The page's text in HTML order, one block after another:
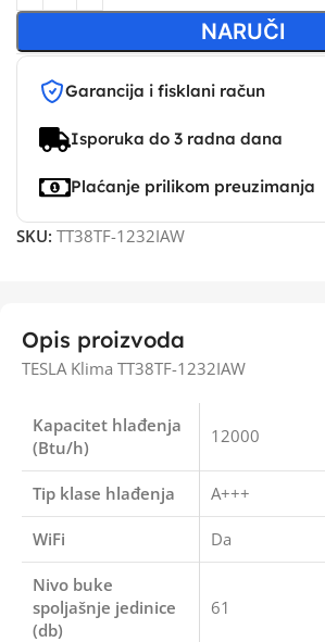
NARUČI
Garancija i fisklani račun
Isporuka do 3 radna dana
Plaćanje prilikom preuzimanja
SKU: TT38TF-1232IAW
Opis proizvoda
TESLA Klima TT38TF-1232IAW
Kapacitet hlađenja
(Btu/h)
12000
Tip klase hlađenja A+++
WiFi Da
Nivo buke
spoljašnje jedinice
(db)
61